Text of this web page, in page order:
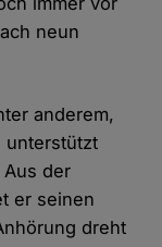
neun
anderem,
unterstützt
der
er seinen
dreht